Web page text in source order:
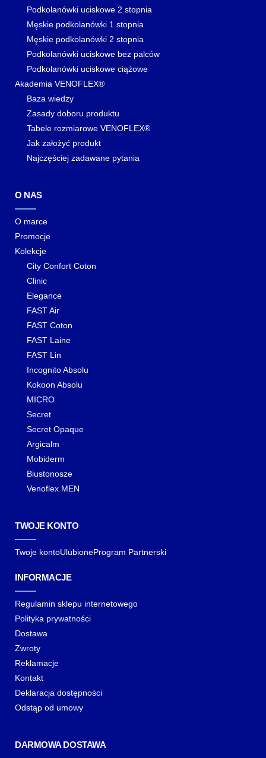
Podkolanówki uciskowe 2 stopnia
Męskie podkolanówki 1 stopnia
Męskie podkolanówki 2 stopnia
Podkolanówki uciskowe bez palców
Podkolanówki uciskowe ciążowe
Akademia VENOFLEX®
Baza wiedzy
Zasady doboru produktu
Tabele rozmiarowe VENOFLEX®
Jak założyć produkt
Najczęściej zadawane pytania
O NAS
O marce
Promocje
Kolekcje
City Confort Coton
Clinic
Elegance
FAST Air
FAST Coton
FAST Laine
FAST Lin
Incognito Absolu
Kokoon Absolu
MICRO
Secret
Secret Opaque
Argicalm
Mobiderm
Biustonosze
Venoflex MEN
TWOJE KONTO
Twoje kontoUlubioneProgram Partnerski
INFORMACJE
Regulamin sklepu internetowego
Polityka prywatności
Dostawa
Zwroty
Reklamacje
Kontakt
Deklaracja dostępności
Odstąp od umowy
DARMOWA DOSTAWA